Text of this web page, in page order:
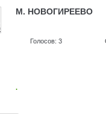
М. НОВОГИРЕЕВО
Голосов: 3
.